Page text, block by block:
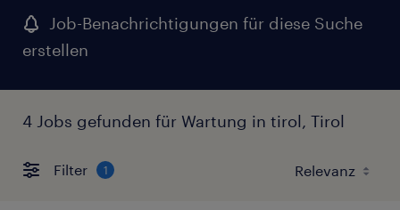
Job-Benachrichtigungen für diese Suche
erstellen
4 Jobs gefunden für Wartung in tirol, Tirol
Filter 1